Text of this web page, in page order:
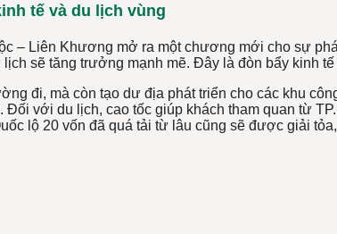
tế và du lịch vùng
– Liên Khương mở ra một chương mới cho sự
sẽ tăng trưởng mạnh mẽ. Đây là đòn bẩy kinh
đi, mà còn tạo dư địa phát triển cho các khu
với du lịch, cao tốc giúp khách tham quan từ
lộ 20 vốn đã quá tải từ lâu cũng sẽ được giải